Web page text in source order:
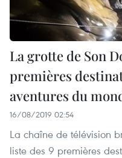
La grotte de Son
premières
aventures du
16/08/2019 02:54
La chaîne de télévision
liste des 9 premières